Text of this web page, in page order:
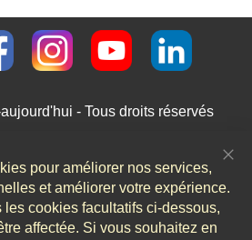
- Tous droits réservés
pour améliorer nos services,
et améliorer votre expérience.
cookies facultatifs ci-dessous,
affectée. Si vous souhaitez en